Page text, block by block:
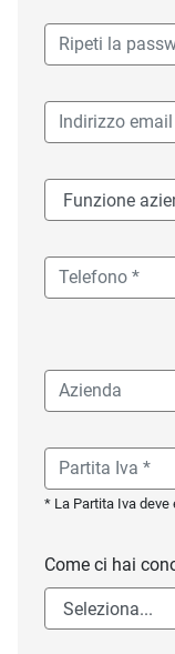
* La Partita Iva
Come ci hai